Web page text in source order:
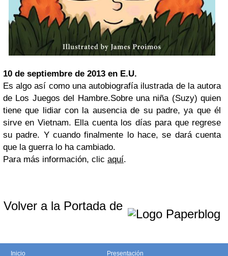
10 de septiembre de 2013 en E.U.
Es algo así como una autobiografía ilustrada de la autora
de Los Juegos del Hambre.Sobre una niña (Suzy) quien
tiene que lidiar con la ausencia de su padre, ya que él
sirve en Vietnam. Ella cuenta los días para que regrese
su padre. Y cuando finalmente lo hace, se dará cuenta
que la guerra lo ha cambiado.
Para más información, clic aquí.
Volver a la Portada de
Inicio Presentación